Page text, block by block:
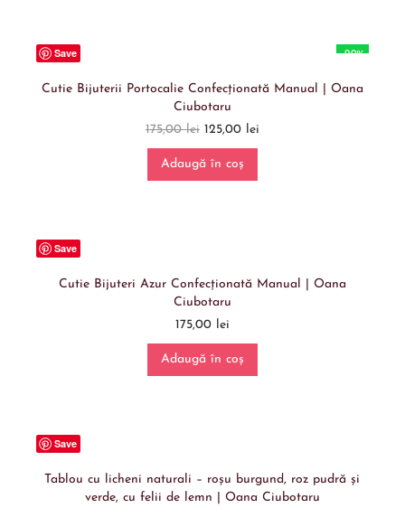
Save -29%
Cutie Bijuterii Portocalie Confecționată Manual | Oana
Ciubotaru
175,00lei 125,00 lei
Adaugă în coș
Save
Cutie Bijuteri Azur Confecționată Manual | Oana
Ciubotaru
175,00 lei
Adaugă în coș
Save
Tablou cu licheni naturali – roșu burgund, roz pudră și
verde, cu felii de lemn | Oana Ciubotaru